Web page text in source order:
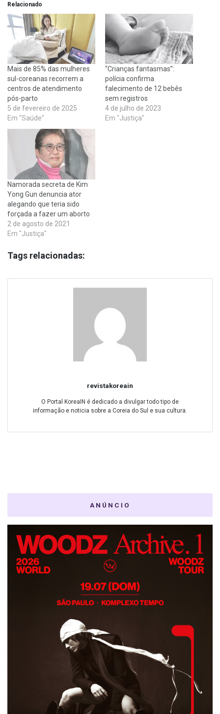
Relacionado
Mais de 85% das mulheres
sul-coreanas recorrem a
centros de atendimento
pós-parto
5 de fevereiro de 2025
Em "Saúde"
“Crianças fantasmas”:
polícia confirma
falecimento de 12 bebês
sem registros
4 de julho de 2023
Em "Justiça"
Namorada secreta de Kim
Yong Gun denuncia ator
alegando que teria sido
forçada a fazer um aborto
2 de agosto de 2021
Em "Justiça"
Tags relacionadas:
revistakoreain
O Portal KoreaIN é dedicado a divulgar todo tipo de
informação e noticia sobre a Coreia do Sul e sua cultura.
ANÚNCIO